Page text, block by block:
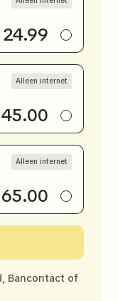
24.99
Alleen internet
45.00
Alleen internet
65.00
Bancontact of